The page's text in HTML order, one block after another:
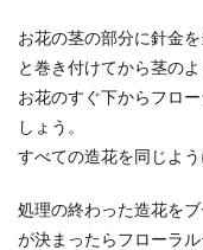
お花の茎の部分に針金
と巻き付けてから茎の
お花のすぐ下からフロ
しょう。
すべての造花を同じよ
処理の終わった造花を
が決まったらフローラ